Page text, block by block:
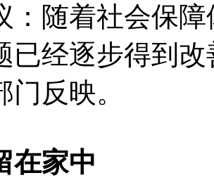
：随着社会保
已经逐步得到
反映。
在家中